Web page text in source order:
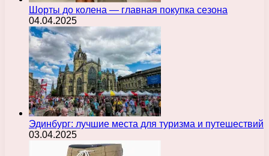
Шорты до колена — главная покупка сезона
04.04.2025
Эдинбург: лучшие места для туризма и путешествий
03.04.2025